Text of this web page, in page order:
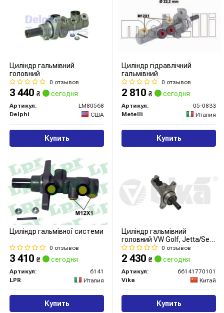
Циліндр гальмівний
головний
0 отзывов
3 440 ₴ сегодня
Артикул:
LM80568
Delphi
США
Купить
Циліндр гідравлічний
гальмівний
0 отзывов
2 810 ₴ сегодня
Артикул:
05-0833
Metelli
Италия
Купить
Циліндр гальмівної системи
0 отзывов
3 410 ₴ сегодня
Артикул:
6141
LPR
Италия
Купить
Циліндр гальмівний
головний VW Golf, Jetta/Seat
Leon, Altea (04-13)
(66141770101) VIKA
0 отзывов
2 430 ₴ сегодня
Артикул:
66141770101
Vika
Китай
Купить